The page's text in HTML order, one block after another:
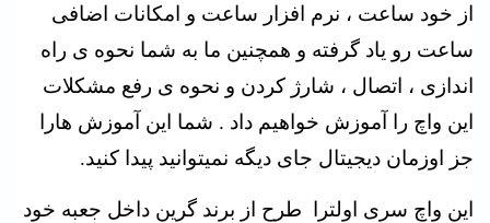
از خود ساعت ، نرم افزار ساعت و امکانات اضافی
ساعت رو یاد گرفته و همچنین ما به شما نحوه ی راه
اندازی ، اتصال ، شارژ کردن و نحوه ی رفع مشکلات
این واچ را آموزش خواهیم داد . شما این آموزش هارا
جز اوزمان دیجیتال جای دیگه نمیتوانید پیدا کنید.
این واچ سری اولترا طرح از برند گرین داخل جعبه خود